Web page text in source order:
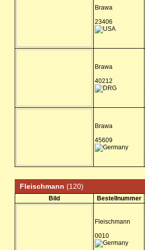
Brawa
23406
Brawa
40212
Brawa
45609
Fleischmann (120)
Bild Bestellnummer
Fleischmann
0010